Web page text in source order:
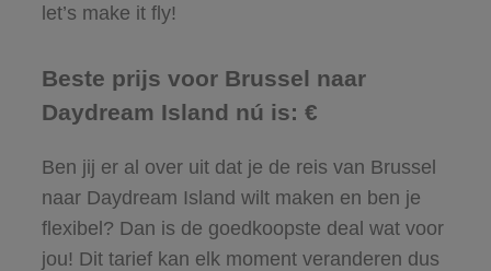
let’s make it fly!
Beste prijs voor Brussel naar
Daydream Island nú is: €
Ben jij er al over uit dat je de reis van Brussel
naar Daydream Island wilt maken en ben je
flexibel? Dan is de goedkoopste deal wat voor
jou! Dit tarief kan elk moment veranderen dus